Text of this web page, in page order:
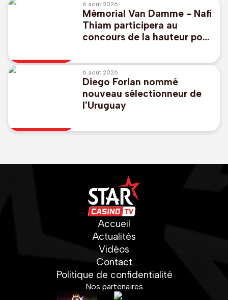
6 août 2026
Mémorial Van Damme - Nafi
Thiam participera au
concours de la hauteur pour
6 août 2026
Diego Forlan nommé
nouveau sélectionneur de
l'Uruguay
Accueil
Actualités
Vidéos
Contact
Politique de confidentialité
Nos partenaires